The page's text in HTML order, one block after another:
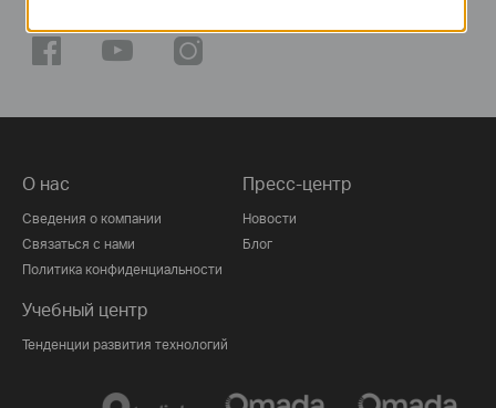
О нас
Сведения о компании
Связаться с нами
Политика конфиденциальности
Пресс-центр
Новости
Блог
Учебный центр
Тенденции развития технологий